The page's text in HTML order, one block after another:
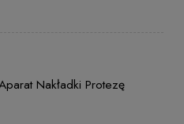
Nakładki Protezę